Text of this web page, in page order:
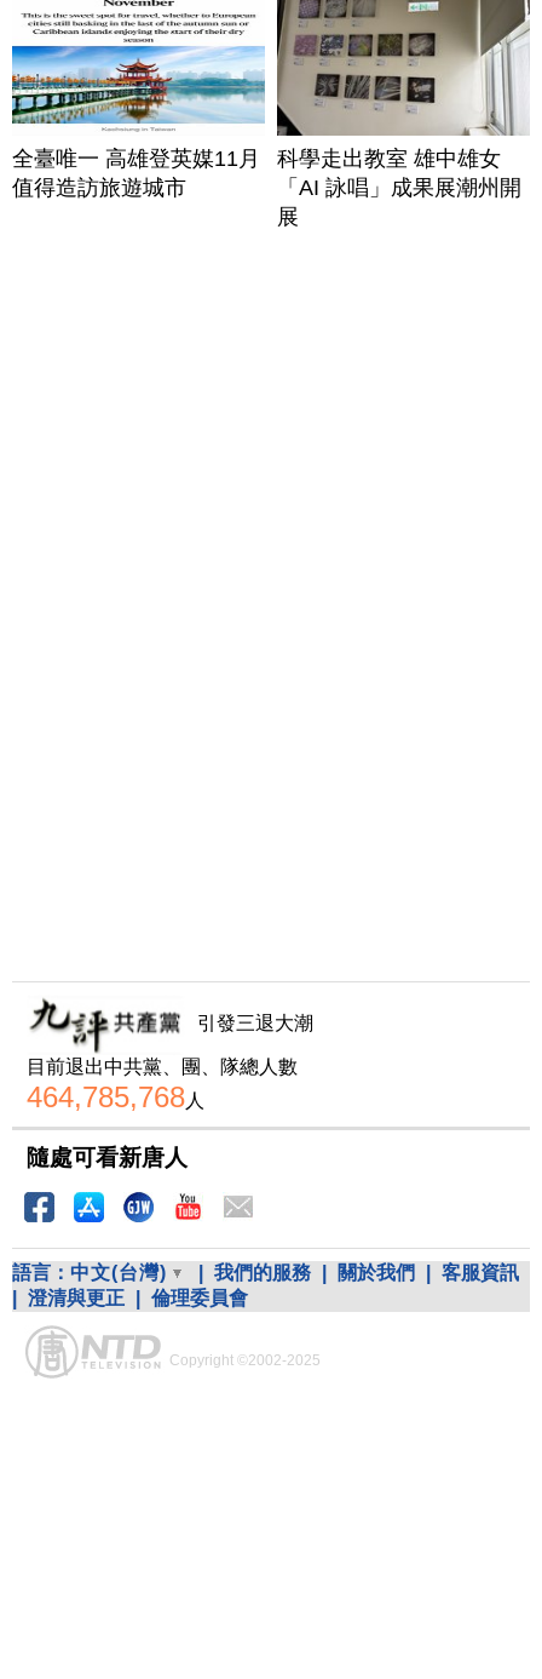
全臺唯一 高雄登英媒11月
值得造訪旅遊城市
科學走出教室 雄中雄女
「AI 詠唱」成果展潮州開
展
引發三退大潮
目前退出中共黨、團、隊總人數
464,785,768人
隨處可看新唐人
語言： 中文(台灣) 我們的服務 關於我們
客服資訊
澄清與更正 倫理委員會
Copyright ©2002-2025